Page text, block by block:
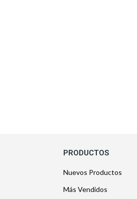
PRODUCTOS
Nuevos Productos
Más Vendidos